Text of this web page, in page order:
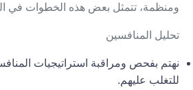
ومنظمة، تتمثل بعض هذه الخطوات في
تحليل المنافسين
نهتم بفحص ومراقبة استراتيجيات
للتغلب عليهم.